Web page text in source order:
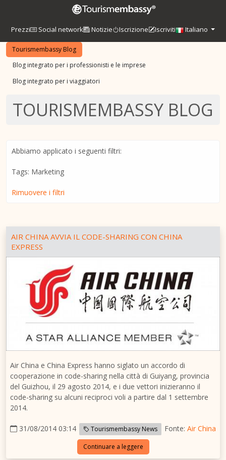
Prezzi Social network Notizie Iscrizione Iscriviti Italiano
Tourismembassy Blog
Blog integrato per i professionisti e le imprese
Blog integrato per i viaggiatori
TOURISMEMBASSY BLOG
Abbiamo applicato i seguenti filtri:
Tags: Marketing
Rimuovere i filtri
AIR CHINA AVVIA IL CODE-SHARING CON CHINA
EXPRESS
Air China e China Express hanno siglato un accordo di
cooperazione in code-sharing nella città di Guiyang, provincia
del Guizhou, il 29 agosto 2014, e i due vettori inizieranno il
code-sharing su alcuni reciproci voli a partire dal 1 settembre
2014.
31/08/2014 03:14 Tourismembassy News Fonte: Air China
Continuare a leggere